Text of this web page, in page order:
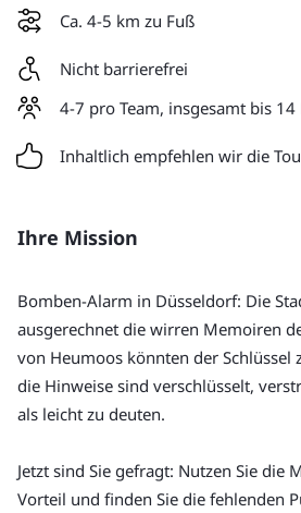
Ca. 4-5 km zu Fuß
Nicht barrierefrei
4-7 pro Team, insgesamt bis 14
Inhaltlich empfehlen wir die
Ihre Mission
Bomben-Alarm in Düsseldorf: Die
ausgerechnet die wirren Memoiren
von Heumoos könnten der Schlüssel
die Hinweise sind verschlüsselt,
als leicht zu deuten.
Jetzt sind Sie gefragt: Nutzen Sie die
Vorteil und finden Sie die fehlenden